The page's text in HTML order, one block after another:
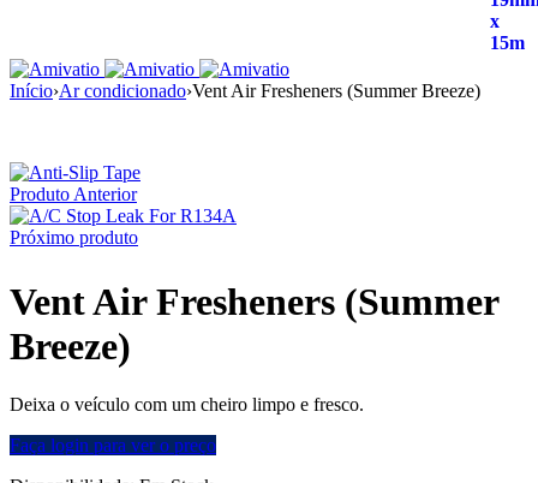
Início›Ar condicionado›Vent Air Fresheners (Summer Breeze)
Produto Anterior
Próximo produto
Vent Air Fresheners (Summer
Breeze)
Deixa o veículo com um cheiro limpo e fresco.
Faça login para ver o preço